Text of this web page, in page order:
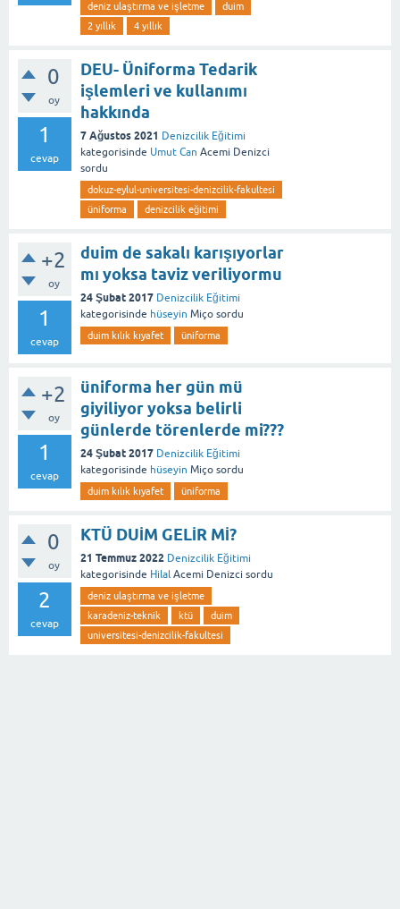
deniz ulaştırma ve işletme
duim
2 yıllık
4 yıllık
0
oy
1
cevap
DEU- Üniforma Tedarik
işlemleri ve kullanımı
hakkında
7 Ağustos 2021 Denizcilik Eğitimi
kategorisinde Umut Can Acemi Denizci
sordu
dokuz-eylul-universitesi-denizcilik-fakultesi
üniforma
denizcilik eğitimi
+2
oy
1
cevap
duim de sakalı karışıyorlar
mı yoksa taviz veriliyormu
24 Şubat 2017 Denizcilik Eğitimi
kategorisinde hüseyin Miço sordu
duim kılık kıyafet üniforma
+2
oy
1
cevap
üniforma her gün mü
giyiliyor yoksa belirli
günlerde törenlerde mi???
24 Şubat 2017 Denizcilik Eğitimi
kategorisinde hüseyin Miço sordu
duim kılık kıyafet üniforma
0
oy
2
cevap
KTÜ DUİM GELİR Mİ?
21 Temmuz 2022 Denizcilik Eğitimi
kategorisinde Hilal Acemi Denizci sordu
deniz ulaştırma ve işletme
karadeniz-teknik
ktü
duim
universitesi-denizcilik-fakultesi